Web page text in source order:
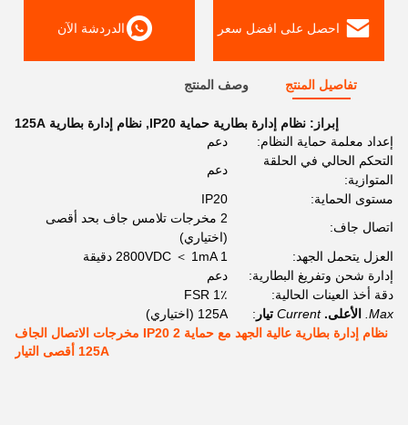
احصل على افضل سعر الدردشة الآن
تفاصيل المنتج وصف المنتج
إبراز: نظام إدارة بطارية حماية IP20 , نظام إدارة بطارية 125A
إعداد معلمة حماية النظام:
دعم
التحكم الحالي في الحلقة
المتوازية:
دعم
مستوى الحماية:
IP20
اتصال جاف:
2 مخرجات تلامس جاف بحد أقصى
(اختياري)
العزل يتحمل الجهد:
2800VDC ＜ 1mA 1 دقيقة
إدارة شحن وتفريغ البطارية:
دعم
دقة أخذ العينات الحالية:
1٪ FSR
Max.
الأعلى. Current تيار :
125A (اختياري)
نظام إدارة بطارية عالية الجهد مع حماية IP20 2 مخرجات الاتصال الجاف
125A أقصى التيار